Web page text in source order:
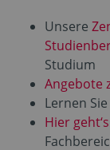
Unsere
Studium
Angebote
Lernen Sie
Hier